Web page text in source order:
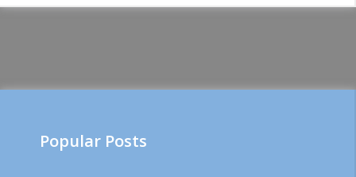
Popular Posts